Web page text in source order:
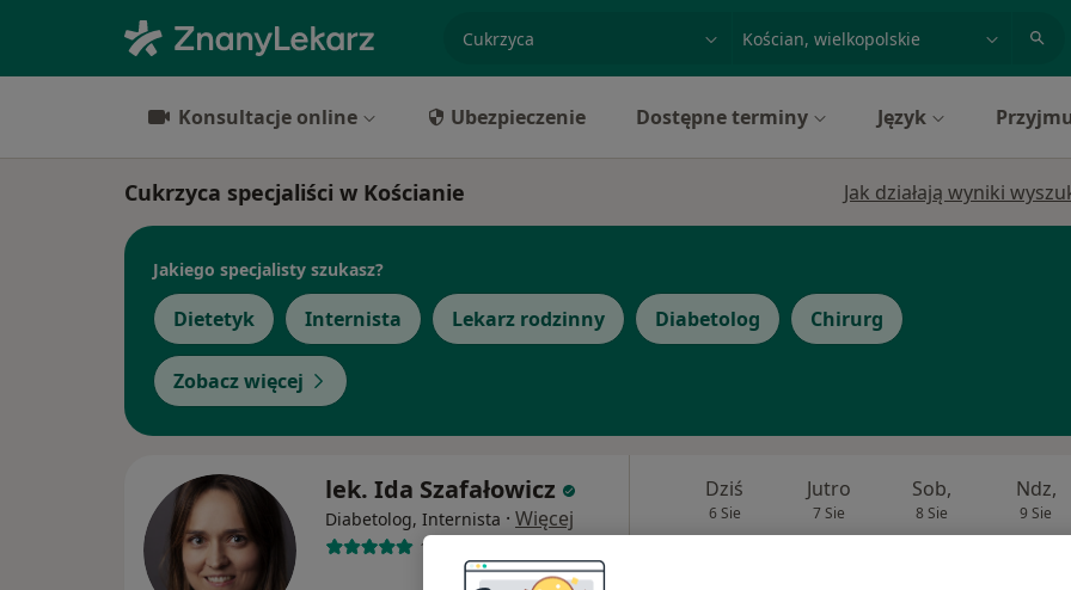
specjalizacja, badanie lub nazwiskomiasto lub dzielnica
Konsultacje online Ubezpieczenie Dostępne terminy Język
Cukrzyca specjaliści w Kościanie Jak działają wyniki
Jakiego specjalisty szukasz?
Dietetyk Internista Lekarz rodzinny Diabetolog Chirurg
Zobacz więcej
lek. Ida Szafałowicz
Diabetolog, Internista · Więcej
101 opinii
Dziś
6 Sie
Jutro
7 Sie
Sob,
8 Sie
Ndz,
9 Sie